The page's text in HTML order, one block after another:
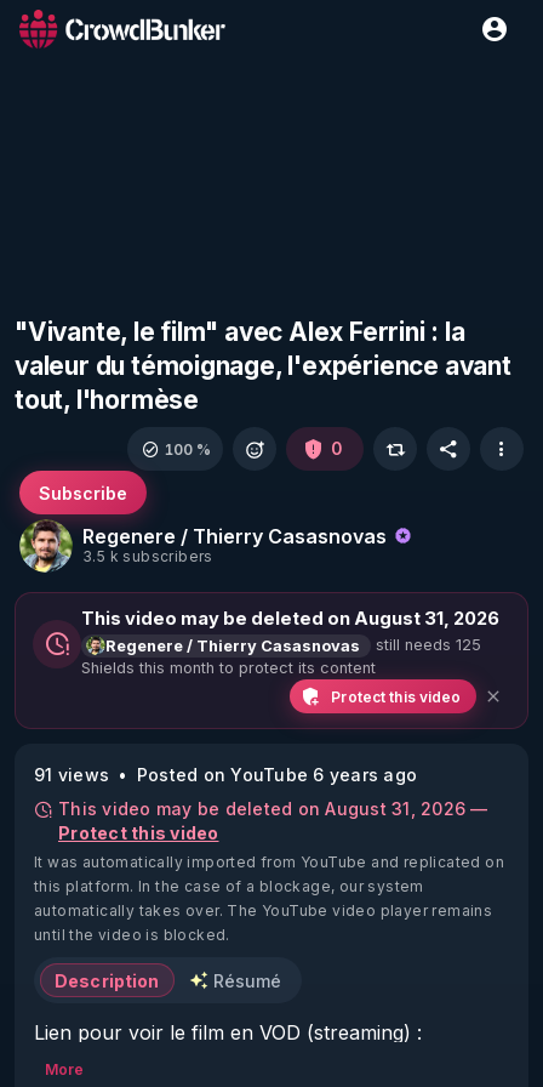
"Vivante, le film" avec Alex Ferrini : la
valeur du témoignage, l'expérience avant
tout, l'hormèse
Regenere / Thierry Casasnovas
3.5 k subscribers
Subscribe
100 % 0
This video may be deleted on August 31, 2026
Regenere / Thierry Casasnovas
still needs 125
Shields this month to protect its content
Protect this video
91 views
Posted on YouTube 6 years ago
This video may be deleted on August 31, 2026 —
Protect this video
It was automatically imported from YouTube and replicated on
this platform. In the case of a blockage, our system
automatically takes over. The YouTube video player remains
until the video is blocked.
Description Résumé
https://vimeo.com/ondemand/vivante/379086340
More